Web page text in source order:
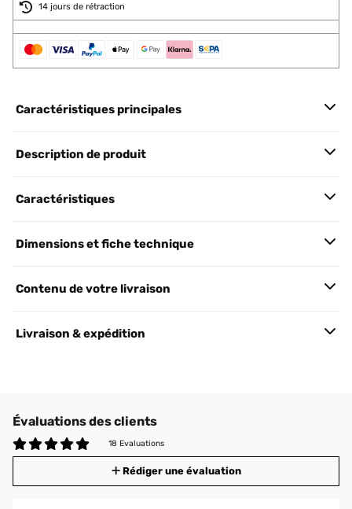
14 jours de rétraction
Caractéristiques principales
Description de produit
Caractéristiques
Dimensions et fiche technique
Contenu de votre livraison
Livraison & expédition
Évaluations des clients
18 Evaluations
Rédiger une évaluation